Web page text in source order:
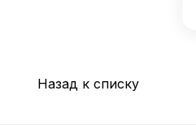
Назад к списку